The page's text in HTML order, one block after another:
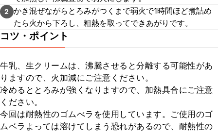
2
かき混ぜながらとろみがつくまで弱火で1時間ほど煮詰め
たら火から下ろし、粗熱を取ってできあがりです。
コツ・ポイント
牛乳、生クリームは、沸騰させると分離する可能性があ
りますので、火加減にご注意ください。
冷めるととろみが強くなりますので、加熱具合にご注意
ください。
今回は耐熱性のゴムべラを使用しています。ご使用のゴ
ムベラよっては溶けてしまう恐れがあるので、耐熱性の